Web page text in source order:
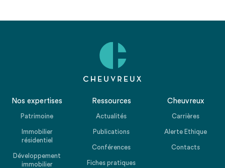
Nos expertises
Patrimoine
Immobilier
résidentiel
Développement
immobilier
Ressources
Actualités
Publications
Conférences
Fiches pratiques
Cheuvreux
Carrières
Alerte Ethique
Contacts